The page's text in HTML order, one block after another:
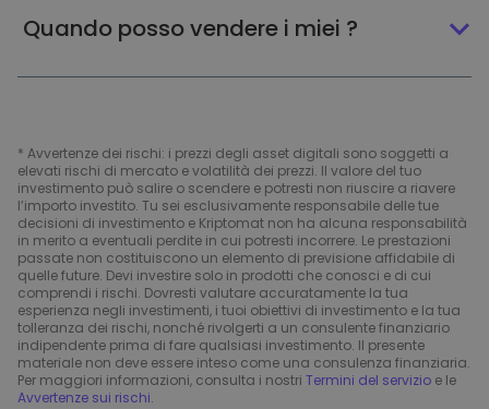
Quando posso vendere i miei ?
* Avvertenze dei rischi: i prezzi degli asset digitali sono soggetti a
elevati rischi di mercato e volatilità dei prezzi. Il valore del tuo
investimento può salire o scendere e potresti non riuscire a riavere
l’importo investito. Tu sei esclusivamente responsabile delle tue
decisioni di investimento e Kriptomat non ha alcuna responsabilità
in merito a eventuali perdite in cui potresti incorrere. Le prestazioni
passate non costituiscono un elemento di previsione affidabile di
quelle future. Devi investire solo in prodotti che conosci e di cui
comprendi i rischi. Dovresti valutare accuratamente la tua
esperienza negli investimenti, i tuoi obiettivi di investimento e la tua
tolleranza dei rischi, nonché rivolgerti a un consulente finanziario
indipendente prima di fare qualsiasi investimento. Il presente
materiale non deve essere inteso come una consulenza finanziaria.
Per maggiori informazioni, consulta i nostri Termini del servizio e le
Avvertenze sui rischi.